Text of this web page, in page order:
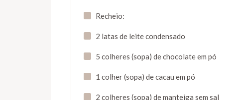
Recheio:
2 latas de leite condensado
5 colheres (sopa) de chocolate em pó
1 colher (sopa) de cacau em pó
2 colheres (sopa) de manteiga sem sal